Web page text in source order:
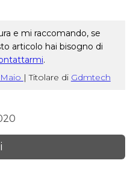
e mi raccomando, se
articolo hai bisogno di
.
| Titolare di Gdmtech